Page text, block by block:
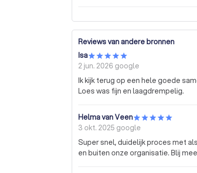
Reviews van andere bronnen
Isa
2 jun. 2026 google
Ik kijk terug op een hele goede
Loes was fijn en laagdrempelig.
Helma van Veen
3 okt. 2025 google
Super snel, duidelijk proces met
en buiten onze organisatie. Blij